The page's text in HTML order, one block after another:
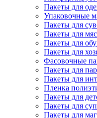
Пакеты для
Упаковочные
Пакеты для
Пакеты для
Пакеты для
Пакеты для
Фасовочные
Пакеты для
Пакеты для
Пленка
Пакеты для
Пакеты для
Пакеты для